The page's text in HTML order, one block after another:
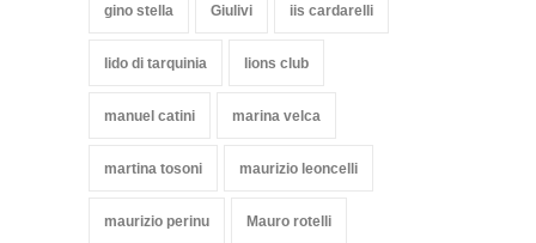
gino stella Giulivi iis cardarelli
lido di tarquinia lions club
manuel catini marina velca
martina tosoni maurizio leoncelli
maurizio perinu Mauro rotelli